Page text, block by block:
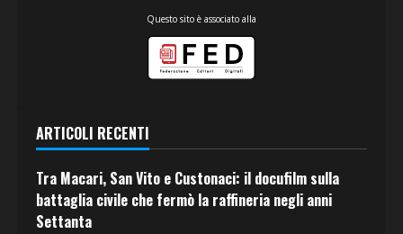
Questo sito è associato alla
ARTICOLI RECENTI
Tra Macari, San Vito e Custonaci: il docufilm sulla
battaglia civile che fermò la raffineria negli anni
Settanta